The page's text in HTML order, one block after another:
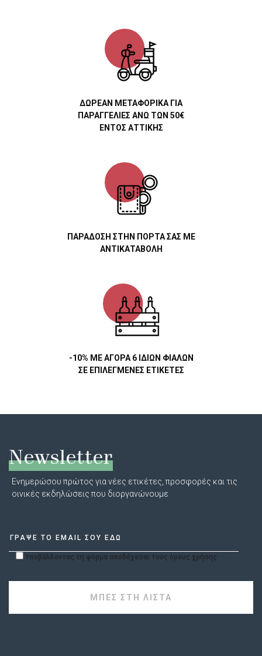
ΔΩΡΕΑΝ ΜΕΤΑΦΟΡΙΚΑ ΓΙΑ
ΠΑΡΑΓΓΕΛΙΕΣ ΑΝΩ ΤΩΝ 50€
ΕΝΤΟΣ ΑΤΤΙΚΗΣ
ΠΑΡΑΔΟΣΗ ΣΤΗΝ ΠΟΡΤΑ ΣΑΣ ΜΕ
ΑΝΤΙΚΑΤΑΒΟΛΗ
-10% ΜΕ ΑΓΟΡΑ 6 ΙΔΙΩΝ ΦΙΑΛΩΝ
ΣΕ ΕΠΙΛΕΓΜΕΝΕΣ ΕΤΙΚΕΤΕΣ
Newsletter
Ενημερώσου πρώτος για νέες ετικέτες, προσφορές και τις
οινικές εκδηλώσεις που διοργανώνουμε
Υποβάλλοντας τη φόρμα αποδέχεσαι τους όρους χρήσης